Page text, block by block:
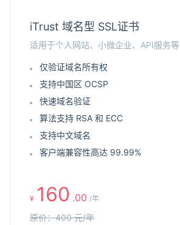
iTrust 域名型 SSL证书
适用于个人网站、小微企业、API服务等
仅验证域名所有权
支持中国区 OCSP
快速域名验证
算法支持 RSA 和 ECC
支持中文域名
客户端兼容性高达 99.99%
¥ 160 .00 /年
原价：400 元/年